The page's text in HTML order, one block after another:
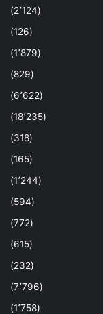
(2٬124)
(126)
(1٬879)
(829)
(6٬622)
(18٬235)
(318)
(165)
(1٬244)
(594)
(772)
(615)
(232)
(7٬796)
(1٬758)